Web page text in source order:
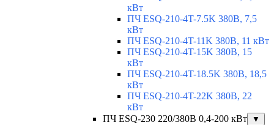
кВт
ПЧ ESQ-210-4T-7.5K 380В, 7,5
кВт
ПЧ ESQ-210-4T-11K 380В, 11 кВт
ПЧ ESQ-210-4T-15K 380В, 15
кВт
ПЧ ESQ-210-4T-18.5K 380В, 18,5
кВт
ПЧ ESQ-210-4T-22K 380В, 22
кВт
ПЧ ESQ-230 220/380В 0,4-200 кВт
▼